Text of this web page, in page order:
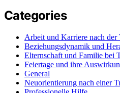
Categories
Arbeit und Karriere nach der
Beziehungsdynamik und
Elternschaft und Familie bei
Feiertage und ihre
General
Neuorientierung nach einer